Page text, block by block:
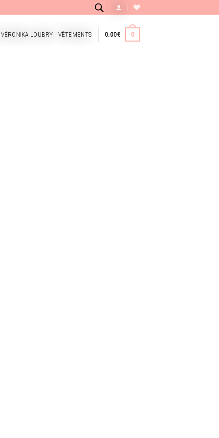
LOUBRY VÊTEMENTS 0.00€ 0